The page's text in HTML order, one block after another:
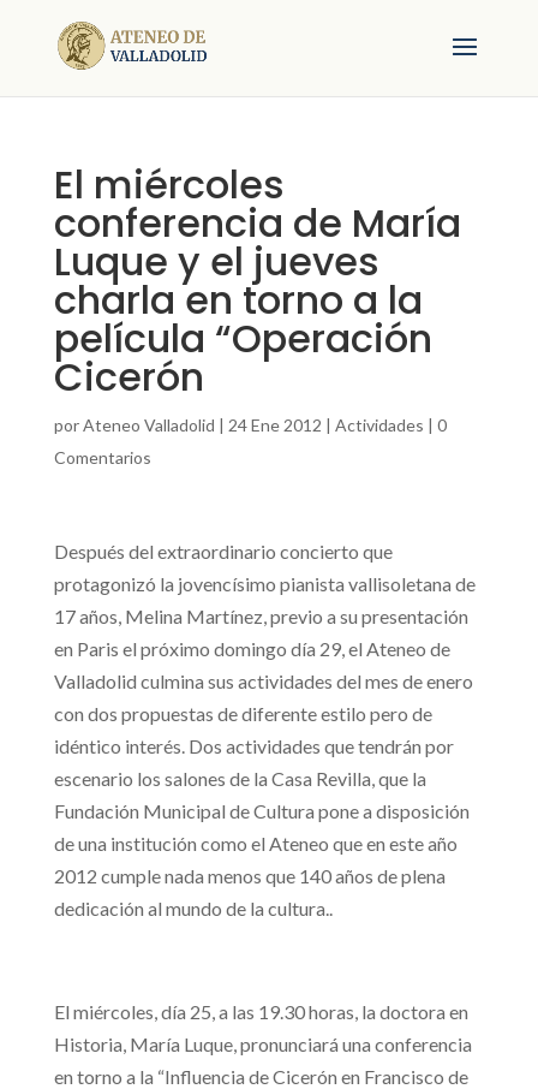
El miércoles
conferencia de María
Luque y el jueves
charla en torno a la
película “Operación
Cicerón
porAteneo Valladolid | 24 Ene 2012 | Actividades | 0
Comentarios
Después del extraordinario concierto que
protagonizó la jovencísimo pianista vallisoletana de
17 años, Melina Martínez, previo a su presentación
en Paris el próximo domingo día 29, el Ateneo de
Valladolid culmina sus actividades del mes de enero
con dos propuestas de diferente estilo pero de
idéntico interés. Dos actividades que tendrán por
escenario los salones de la Casa Revilla, que la
Fundación Municipal de Cultura pone a disposición
de una institución como el Ateneo que en este año
2012 cumple nada menos que 140 años de plena
dedicación al mundo de la cultura..
El miércoles, día 25, a las 19.30 horas, la doctora en
Historia, María Luque, pronunciará una conferencia
en torno a la “Influencia de Cicerón en Francisco de